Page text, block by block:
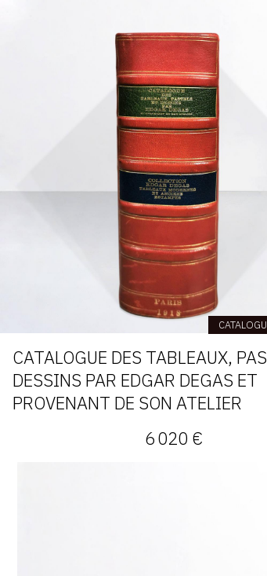
CATALOGUE DES TABLEAUX,
DESSINS PAR EDGAR DEGAS ET
PROVENANT DE SON ATELIER
6 020 €